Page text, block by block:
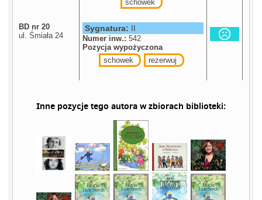
schowek
BD nr 20
ul. Śmiała 24
Sygnatura: II
Numer inw.: 542
Pozycja wypożyczona
schowek
rezerwuj
Inne pozycje tego autora w zbiorach biblioteki: